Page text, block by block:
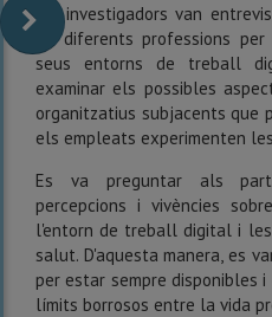
Els investigadors van
de diferents professions
seus entorns de treball
examinar els possibles
organitzatius subjacents que
els empleats experimenten
Es va preguntar als
percepcions i vivències
l'entorn de treball digital i
salut. D'aquesta manera, es
per estar sempre disponibles
límits borrosos entre la vida